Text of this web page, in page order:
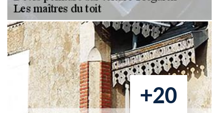
+20